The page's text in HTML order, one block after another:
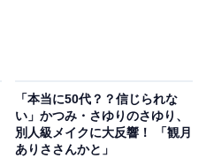
「本当に50代？？信じられな
い」かつみ・さゆりのさゆり、
別人級メイクに大反響！ 「観月
ありささんかと」